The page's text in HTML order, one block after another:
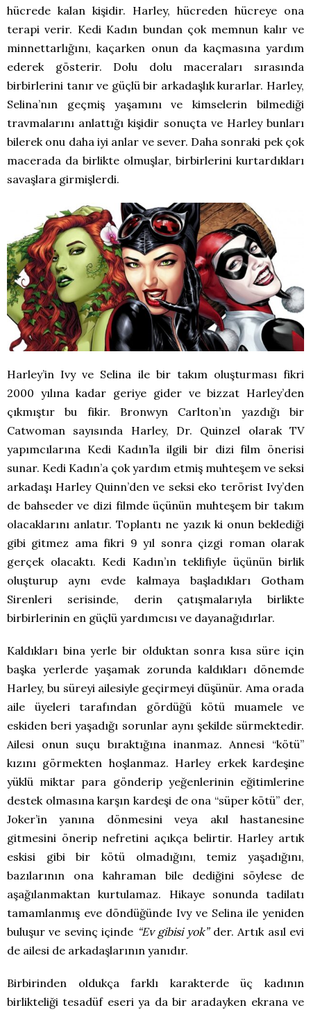
hücrede kalan kişidir. Harley, hücreden hücreye ona
terapi verir. Kedi Kadın bundan çok memnun kalır ve
minnettarlığını, kaçarken onun da kaçmasına yardım
ederek gösterir. Dolu dolu maceraları sırasında
birbirlerini tanır ve güçlü bir arkadaşlık kurarlar. Harley,
Selina’nın geçmiş yaşamını ve kimselerin bilmediği
travmalarını anlattığı kişidir sonuçta ve Harley bunları
bilerek onu daha iyi anlar ve sever. Daha sonraki pek çok
macerada da birlikte olmuşlar, birbirlerini kurtardıkları
savaşlara girmişlerdi.
Harley’in Ivy ve Selina ile bir takım oluşturması fikri
2000 yılına kadar geriye gider ve bizzat Harley’den
çıkmıştır bu fikir. Bronwyn Carlton’ın yazdığı bir
Catwoman sayısında Harley, Dr. Quinzel olarak TV
yapımcılarına Kedi Kadın’la ilgili bir dizi film önerisi
sunar. Kedi Kadın’a çok yardım etmiş muhteşem ve seksi
arkadaşı Harley Quinn’den ve seksi eko terörist Ivy’den
de bahseder ve dizi filmde üçünün muhteşem bir takım
olacaklarını anlatır. Toplantı ne yazık ki onun beklediği
gibi gitmez ama fikri 9 yıl sonra çizgi roman olarak
gerçek olacaktı. Kedi Kadın’ın teklifiyle üçünün birlik
oluşturup aynı evde kalmaya başladıkları Gotham
Sirenleri serisinde, derin çatışmalarıyla birlikte
birbirlerinin en güçlü yardımcısı ve dayanağıdırlar.
Kaldıkları bina yerle bir olduktan sonra kısa süre için
başka yerlerde yaşamak zorunda kaldıkları dönemde
Harley, bu süreyi ailesiyle geçirmeyi düşünür. Ama orada
aile üyeleri tarafından gördüğü kötü muamele ve
eskiden beri yaşadığı sorunlar aynı şekilde sürmektedir.
Ailesi onun suçu bıraktığına inanmaz. Annesi “kötü”
kızını görmekten hoşlanmaz. Harley erkek kardeşine
yüklü miktar para gönderip yeğenlerinin eğitimlerine
destek olmasına karşın kardeşi de ona “süper kötü” der,
Joker’in yanına dönmesini veya akıl hastanesine
gitmesini önerip nefretini açıkça belirtir. Harley artık
eskisi gibi bir kötü olmadığını, temiz yaşadığını,
bazılarının ona kahraman bile dediğini söylese de
aşağılanmaktan kurtulamaz. Hikaye sonunda tadilatı
tamamlanmış eve döndüğünde Ivy ve Selina ile yeniden
buluşur ve sevinç içinde “Ev gibisi yok”der. Artık asıl evi
de ailesi de arkadaşlarının yanıdır.
Birbirinden oldukça farklı karakterde üç kadının
birlikteliği tesadüf eseri ya da bir aradayken ekrana ve